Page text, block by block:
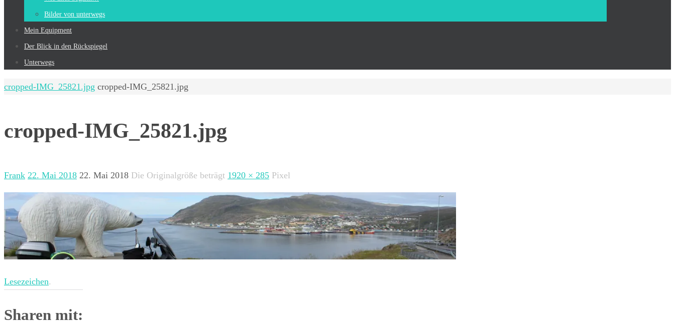
Bilder von unterwegs
Mein Equip­ment
Der Blick in den Rückspiegel
Unterwegs
Start
cropped-IMG_25821.jpg cropped-IMG_25821.jpg
cropped-IMG_25821.jpg
Frank 22. Mai 2018 22. Mai 2018 Die Originalgröße beträgt 1920 × 285 Pixel
Lesezeichen.
Sharen mit: